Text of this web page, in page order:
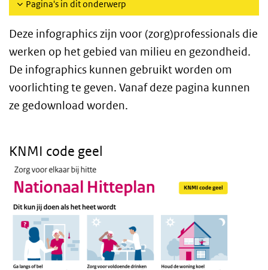
Pagina's in dit onderwerp
Deze infographics zijn voor (zorg)professionals die
werken op het gebied van milieu en gezondheid.
De infographics kunnen gebruikt worden om
voorlichting te geven. Vanaf deze pagina kunnen
ze gedownload worden.
KNMI code geel